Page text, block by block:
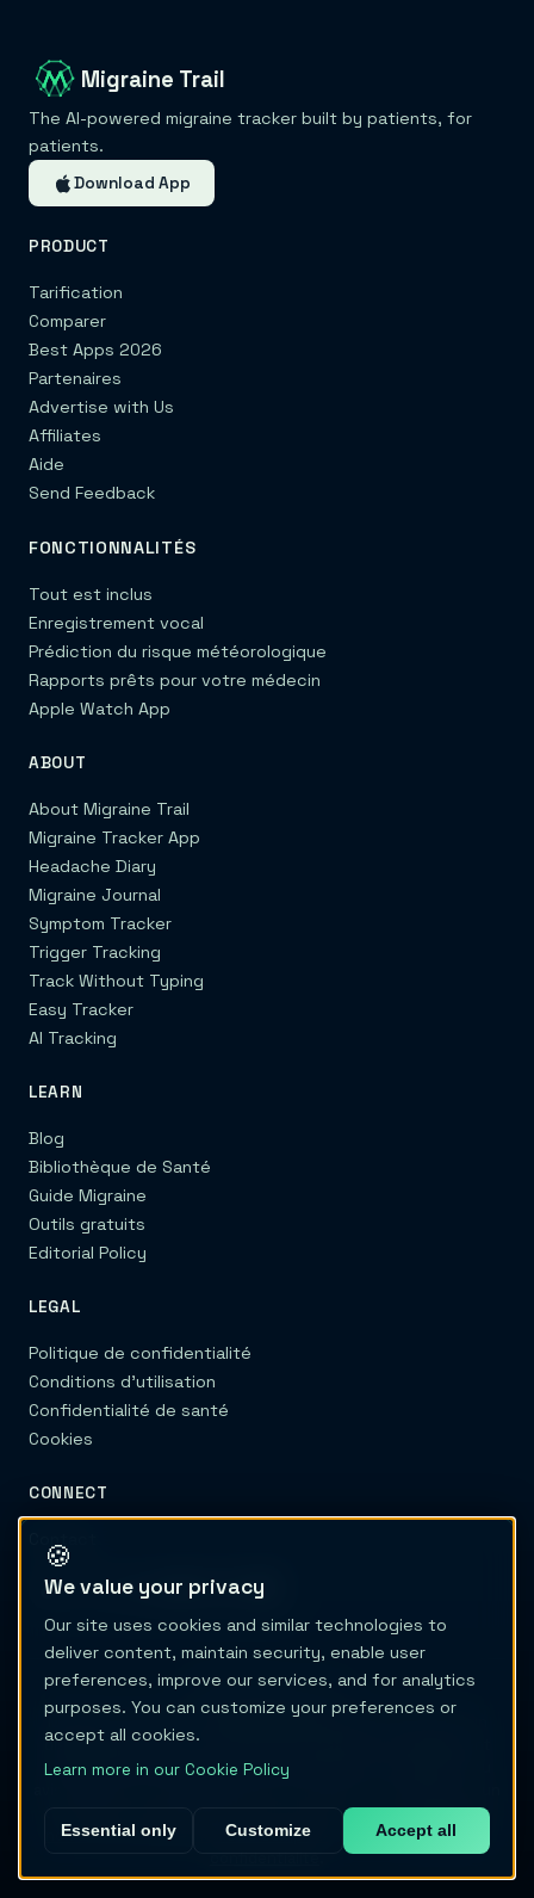
Migraine Trail
The AI-powered migraine tracker built by patients, for
patients.
Download App
PRODUCT
Tarification
Comparer
Best Apps 2026
Partenaires
Advertise with Us
Affiliates
Aide
Send Feedback
FONCTIONNALITÉS
Tout est inclus
Enregistrement vocal
Prédiction du risque météorologique
Rapports prêts pour votre médecin
Apple Watch App
ABOUT
About Migraine Trail
Migraine Tracker App
Headache Diary
Migraine Journal
Symptom Tracker
Trigger Tracking
Track Without Typing
Easy Tracker
AI Tracking
LEARN
Blog
Bibliothèque de Santé
Guide Migraine
Outils gratuits
Editorial Policy
LEGAL
Politique de confidentialité
Conditions d'utilisation
Confidentialité de santé
Cookies
CONNECT
© 2026 Migraine Trail
Migraine Trail n’est ni un prestataire de soins de santé ni un
dispositif médical. Le contenu et les outils sont uniquement
éducatifs et ne fournissent aucun diagnostic, traitement ou
traitement sur la base de ce site. Consultez notreclause de
non-responsabilité médicale complète
et notrePolitique de
🍪
We value your privacy
Our site uses cookies and similar technologies to
deliver content, maintain security, enable user
preferences, improve our services, and for analytics
purposes. You can customize your preferences or
accept all cookies.
Learn more in our Cookie Policy
Essential only Customize Accept all